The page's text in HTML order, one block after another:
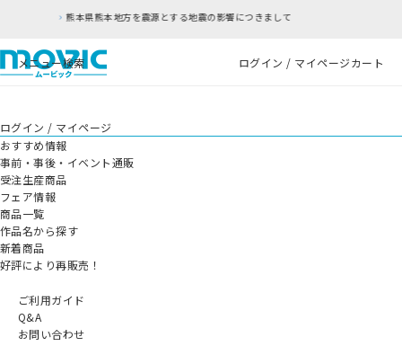
する地震の影響につきまして
メニュー検索 ログイン / マイページカート
ログイン / マイページ
おすすめ情報
事前・事後・イベント通販
受注生産商品
フェア情報
商品一覧
作品名から探す
新着商品
好評により再販売！
ご利用ガイド
Q&A
お問い合わせ